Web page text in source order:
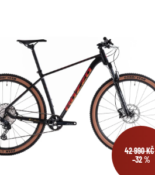
42 990 KČ
–32 %
HLEDAT
Doporučujeme